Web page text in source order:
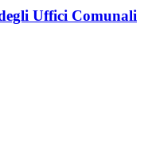
Uffici Comunali